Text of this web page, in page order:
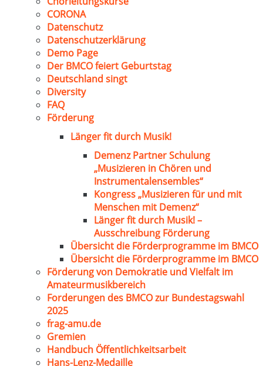
CORONA
Datenschutz
Datenschutzerklärung
Demo Page
Der BMCO feiert Geburtstag
Deutschland singt
Diversity
FAQ
Förderung
Länger fit durch Musik!
Demenz Partner Schulung
„Musizieren in Chören und
Instrumentalensembles“
Kongress „Musizieren für und mit
Menschen mit Demenz“
Länger fit durch Musik! –
Ausschreibung Förderung
Übersicht die Förderprogramme im BMCO
Übersicht die Förderprogramme im BMCO
Förderung von Demokratie und Vielfalt im
Amateurmusikbereich
Forderungen des BMCO zur Bundestagswahl
2025
frag-amu.de
Gremien
Handbuch Öffentlichkeitsarbeit
Hans-Lenz-Medaille